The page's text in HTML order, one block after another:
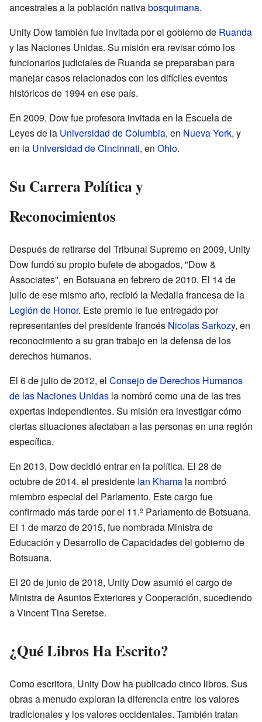
ancestrales a la población nativabosquimana.
Unity Dow también fue invitada por el gobierno de Ruanda
y las Naciones Unidas. Su misión era revisar cómo los
funcionarios judiciales de Ruanda se preparaban para
manejar casos relacionados con los difíciles eventos
históricos de 1994 en ese país.
En 2009, Dow fue profesora invitada en la Escuela de
Leyes de la Universidad de Columbia, en Nueva York, y
en la Universidad de Cincinnati, en Ohio.
Su Carrera Política y
Reconocimientos
Después de retirarse del Tribunal Supremo en 2009, Unity
Dow fundó su propio bufete de abogados, "Dow &
Associates", en Botsuana en febrero de 2010. El 14 de
julio de ese mismo año, recibió la Medalla francesa de la
Legión de Honor. Este premio le fue entregado por
representantes del presidente francés Nicolas Sarkozy, en
reconocimiento a su gran trabajo en la defensa de los
derechos humanos.
El 6 de julio de 2012, el Consejo de Derechos Humanos
de las Naciones Unidas la nombró como una de las tres
expertas independientes. Su misión era investigar cómo
ciertas situaciones afectaban a las personas en una región
específica.
En 2013, Dow decidió entrar en la política. El 28 de
octubre de 2014, el presidente Ian Khama la nombró
miembro especial del Parlamento. Este cargo fue
confirmado más tarde por el 11.º Parlamento de Botsuana.
El 1 de marzo de 2015, fue nombrada Ministra de
Educación y Desarrollo de Capacidades del gobierno de
Botsuana.
El 20 de junio de 2018, Unity Dow asumió el cargo de
Ministra de Asuntos Exteriores y Cooperación, sucediendo
a Vincent Tina Seretse.
¿Qué Libros Ha Escrito?
Como escritora, Unity Dow ha publicado cinco libros. Sus
obras a menudo exploran la diferencia entre los valores
tradicionales y los valores occidentales. También tratan